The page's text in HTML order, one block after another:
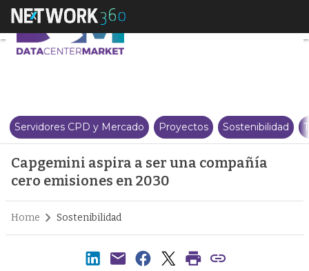
Capgemini aspira a ser una
Servidores CPD y Mercado Proyectos Sostenibilidad
Capgemini aspira a ser una compañía
cero emisiones en 2030
Home Sostenibilidad